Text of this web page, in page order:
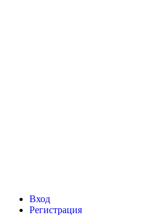
Вход
Регистрация